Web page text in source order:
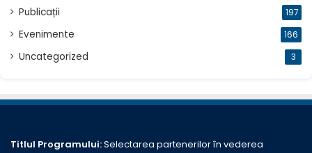
Publicații 197
Evenimente 166
Uncategorized 3
Titlul Programului:Selectarea partenerilor în vederea